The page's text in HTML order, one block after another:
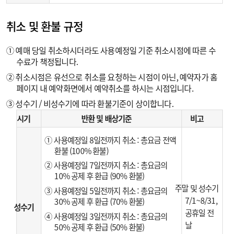
취소 및 환불 규정
① 예매 당일 취소하시더라도 사용예정일 기준 취소시점에 따른 수
수료가 책정됩니다.
② 취소시점은 유선으로 취소를 요청하는 시점이 아닌, 예약자가 홈
페이지 내 예약화면에서 예약취소를 하시는 시점입니다.
③ 성수기 / 비성수기에 따라 환불기준이 상이합니다.
시기 반환 및 배상기준 비고
성수기
① 사용예정일 8일전까지 취소 : 총요금 전액
환불 (100% 환불)
② 사용예정일 7일전까지 취소 : 총요금의
10% 공제 후 환급 (90% 환불)
③ 사용예정일 5일전까지 취소 : 총요금의
30% 공제 후 환급 (70% 환불)
④ 사용예정일 3일전까지 취소 : 총요금의
50% 공제 후 환급 (50% 환불)
주말 및 성수기
7/1~8/31,
공휴일 전
날